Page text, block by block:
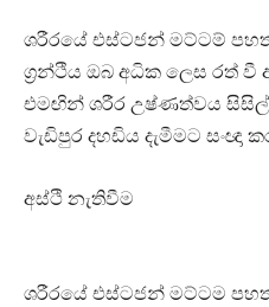
ශරීරයේ එස්ටජන් මට්ටම්
ග්‍රන්ථිය ඔබ අධික ලෙස රත්
එමඟින් ශරීර උෂ්ණත්වය සිසිල්
වැඩිපුර දහඩිය දැමීමට සංඥා
අස්ථි නැතිවීම
ශරීරයේ එස්ටජන් මට්ටම